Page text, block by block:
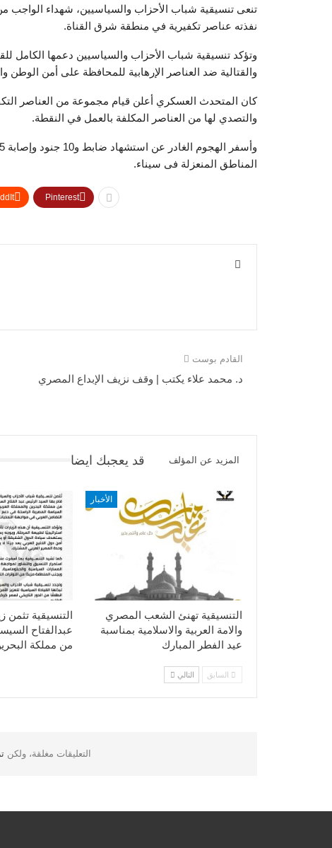
تنعى تنسيقية شباب الأحزاب والسياسيين، شهداء الواجب
نفذته عناصر تكفيرية في منطقة شرق القناة.
وتؤكد تنسيقية شباب الأحزاب والسياسيين دعمها الكامل
والقتالية ضد العناصر الإرهابية للمحافظة على أمن الوطن
كان المتحدث العسكري أعلن قيام مجموعة من العناصر
والتصدي لها من العناصر المكلفة بالعمل في النقطة.
المناطق المنعزلة فى سيناء.
Pinterest
القادم بوست
د. محمد علاء يكتب | وقف نزيف الإبداع المصري
قد يعجبك ايضا المزيد عن المؤلف
التنسيقية تثمن
عبدالفتاح
من مملكة
الأخبار
التنسيقية تهنئ الشعب المصري
والامة العربية والاسلامية بمناسبة
عيد الفطر المبارك
السابق التالي
التعليقات مغلقة، ولكن